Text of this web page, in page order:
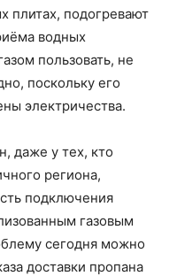
плитах, подогревают
водных
пользовать, не
поскольку его
электричества.
даже у тех, кто
региона,
подключения
газовым
сегодня можно
доставки пропана